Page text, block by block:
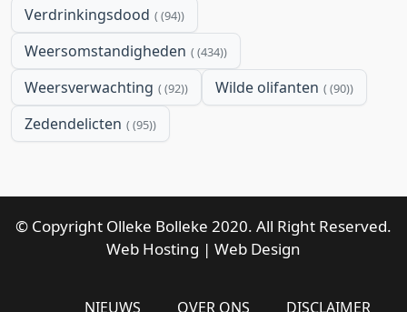
Verdrinkingsdood (94)
Weersomstandigheden (434)
Weersverwachting (92) Wilde olifanten (90)
Zedendelicten (95)
© Copyright Olleke Bolleke 2020. All Right Reserved.
Web Hosting | Web Design
NIEUWS OVER ONS DISCLAIMER